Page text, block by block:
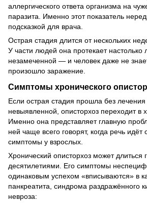
аллергического ответа организма на
паразита. Именно этот показатель
подсказкой для врача.
Острая стадия длится от нескольких
У части людей она протекает настолько
незамеченной — и человек даже не
произошло заражение.
Симптомы хронического
Если острая стадия прошла без лечения
невыявленной, описторхоз переходит в
Именно она представляет главную
ней чаще всего говорят, когда речь идёт
симптомы у взрослых.
Хронический описторхоз может длиться
десятилетиями. Его симптомы
одинаковым успехом «вписываются» в
панкреатита, синдрома раздражённого
невроза: